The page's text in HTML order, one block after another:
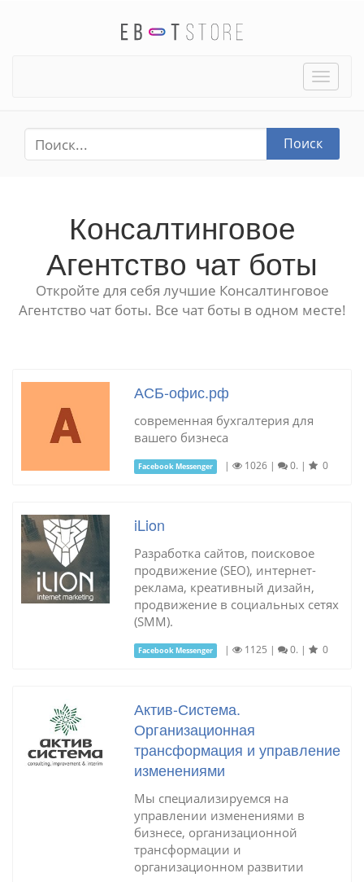
Toggle
Поиск
Консалтинговое
Агентство чат боты
Откройте для себя лучшие Консалтинговое
Агентство чат боты. Все чат боты в одном месте!
АСБ-офис.рф
современная бухгалтерия для
вашего бизнеса
Facebook Messenger | 1026 | 0. | 0
iLion
Разработка сайтов, поисковое
продвижение (SEO), интернет-
реклама, креативный дизайн,
продвижение в социальных сетях
(SMM).
Facebook Messenger | 1125 | 0. | 0
Актив-Система.
Организационная
трансформация и управление
изменениями
Мы специализируемся на
управлении изменениями в
бизнесе, организационной
трансформации и
организационном развитии